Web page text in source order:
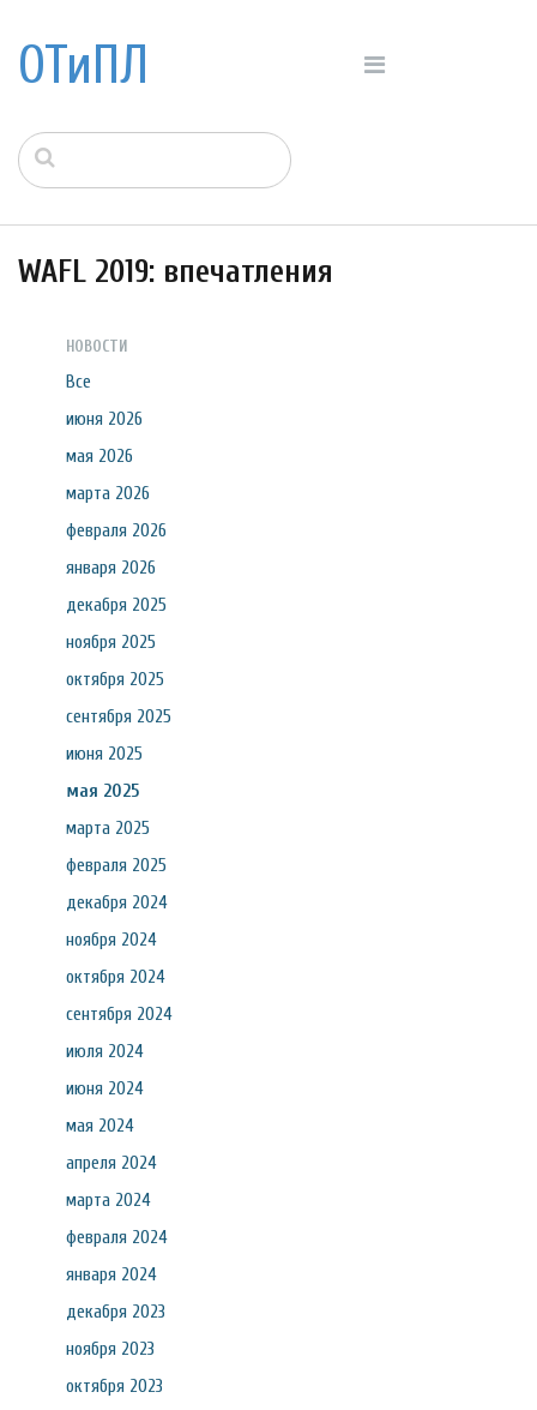
ОТиПЛ
WAFL 2019: впечатления
НОВОСТИ
Все
июня 2026
мая 2026
марта 2026
февраля 2026
января 2026
декабря 2025
ноября 2025
октября 2025
сентября 2025
июня 2025
мая 2025
марта 2025
февраля 2025
декабря 2024
ноября 2024
октября 2024
сентября 2024
июля 2024
июня 2024
мая 2024
апреля 2024
марта 2024
февраля 2024
января 2024
декабря 2023
ноября 2023
октября 2023